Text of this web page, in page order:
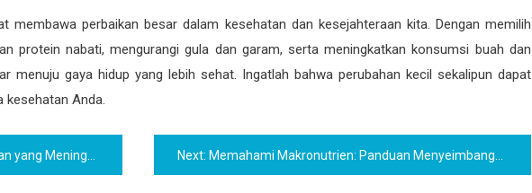
membawa perbaikan besar dalam kesehatan dan kesejahteraan kita. Dengan memilih
protein nabati, mengurangi gula dan garam, serta meningkatkan konsumsi buah dan
menuju gaya hidup yang lebih sehat. Ingatlah bahwa perubahan kecil sekalipun dapat
kesehatan Anda.
Vitalitas dan Stamina Next: Memahami Makronutrien: Panduan Menyeimbangkan Protein, Karbohidrat, dan Lemak